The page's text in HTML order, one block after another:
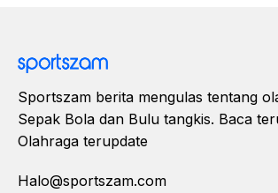
Sportszam berita mengulas tentang
Sepak Bola dan Bulu tangkis. Baca
Olahraga terupdate
Halo@sportszam.com